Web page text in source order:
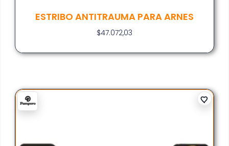
ESTRIBO ANTITRAUMA PARA ARNES
$47.072,03